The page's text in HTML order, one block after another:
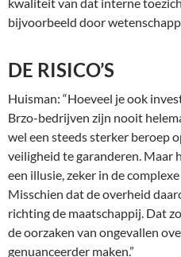
bijvoorbeeld door
DE RISICO’S
Huisman: “Hoeveel je ook
Brzo-bedrijven zijn nooit
wel een steeds sterker beroep
veiligheid te garanderen. Maar
een illusie, zeker in de
Misschien dat de overheid
richting de maatschappij. Dat
de oorzaken van ongevallen
genuanceerder maken.”